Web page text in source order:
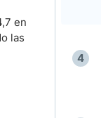
en
las
4